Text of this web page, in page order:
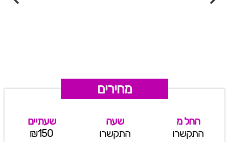
מחירים
החל מ
התקשרו
שעה
התקשרו
שעתיים
₪150